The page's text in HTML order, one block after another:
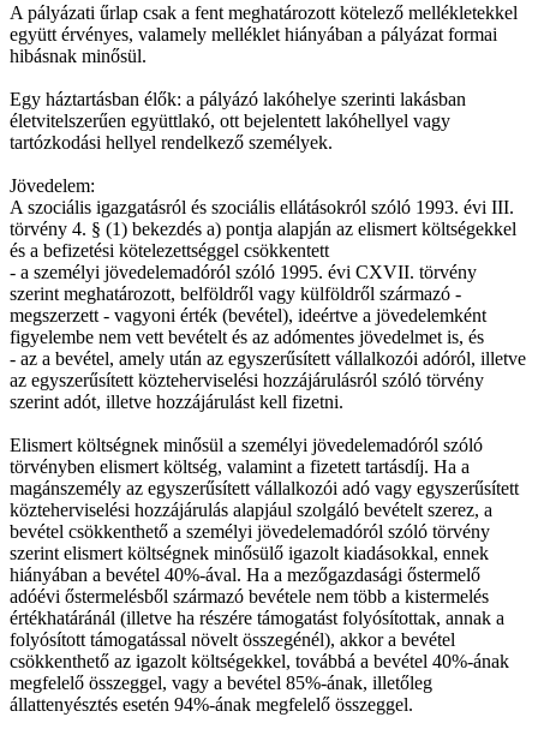
A pályázati űrlap csak a fent meghatározott kötelező mellékletekkel
együtt érvényes, valamely melléklet hiányában a pályázat formai
hibásnak minősül.
Egy háztartásban élők: a pályázó lakóhelye szerinti lakásban
életvitelszerűen együttlakó, ott bejelentett lakóhellyel vagy
tartózkodási hellyel rendelkező személyek.
Jövedelem:
A szociális igazgatásról és szociális ellátásokról szóló 1993. évi III.
törvény 4. § (1) bekezdés a) pontja alapján az elismert költségekkel
és a befizetési kötelezettséggel csökkentett
- a személyi jövedelemadóról szóló 1995. évi CXVII. törvény
szerint meghatározott, belföldről vagy külföldről származó -
megszerzett - vagyoni érték (bevétel), ideértve a jövedelemként
figyelembe nem vett bevételt és az adómentes jövedelmet is, és
- az a bevétel, amely után az egyszerűsített vállalkozói adóról, illetve
az egyszerűsített közteherviselési hozzájárulásról szóló törvény
szerint adót, illetve hozzájárulást kell fizetni.
Elismert költségnek minősül a személyi jövedelemadóról szóló
törvényben elismert költség, valamint a fizetett tartásdíj. Ha a
magánszemély az egyszerűsített vállalkozói adó vagy egyszerűsített
közteherviselési hozzájárulás alapjául szolgáló bevételt szerez, a
bevétel csökkenthető a személyi jövedelemadóról szóló törvény
szerint elismert költségnek minősülő igazolt kiadásokkal, ennek
hiányában a bevétel 40%-ával. Ha a mezőgazdasági őstermelő
adóévi őstermelésből származó bevétele nem több a kistermelés
értékhatáránál (illetve ha részére támogatást folyósítottak, annak a
folyósított támogatással növelt összegénél), akkor a bevétel
csökkenthető az igazolt költségekkel, továbbá a bevétel 40%-ának
megfelelő összeggel, vagy a bevétel 85%-ának, illetőleg
állattenyésztés esetén 94%-ának megfelelő összeggel.